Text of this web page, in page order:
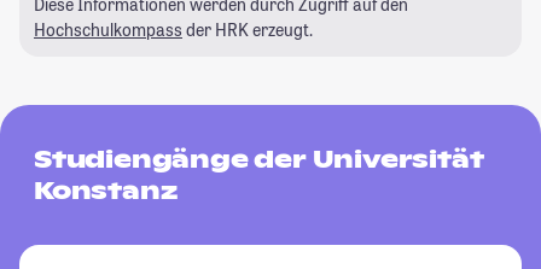
Diese Informationen werden durch Zugriff auf den
Hochschulkompass der HRK erzeugt.
Studiengänge der Universität
Konstanz